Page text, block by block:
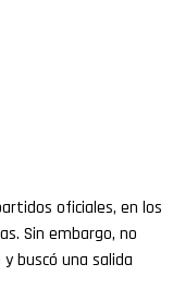
oficiales, en los
Sin embargo, no
buscó una salida